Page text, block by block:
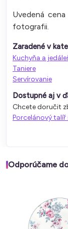
Uvedená
fotografii.
Zaradené v
Kuchyňa a
Taniere
Servírovanie
Dostupné aj v
Chcete doručit
Porcelánový
Odporúčame